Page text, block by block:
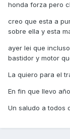
honda forza pero
creo que esta a
sobre ella y esta
ayer lei que
bastidor y motor
La quiero para el
En fin que llevo
Un saludo a todos